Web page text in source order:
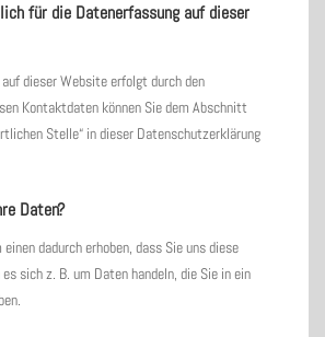
für die Datenerfassung auf dieser
dieser Website erfolgt durch den
Kontaktdaten können Sie dem Abschnitt
Stelle“ in dieser Datenschutzerklärung
Daten?
dadurch erhoben, dass Sie uns diese
sich z. B. um Daten handeln, die Sie in ein